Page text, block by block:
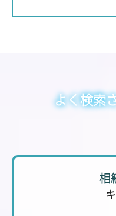
よく検索
相